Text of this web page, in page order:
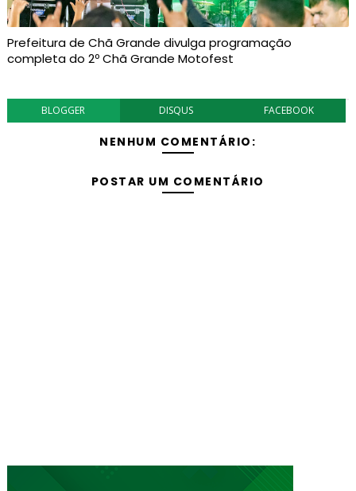
Prefeitura de Chã Grande divulga programação
completa do 2º Chã Grande Motofest
BLOGGER DISQUS FACEBOOK
NENHUM COMENTÁRIO:
POSTAR UM COMENTÁRIO